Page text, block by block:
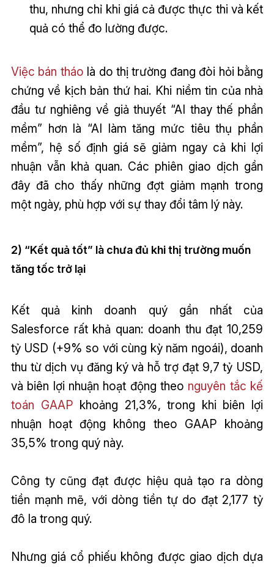
thu, nhưng chỉ khi giá cả được thực thi và kết
quả có thể đo lường được.
Việc bán tháo là do thị trường đang đòi hỏi bằng
chứng về kịch bản thứ hai. Khi niềm tin của nhà
đầu tư nghiêng về giả thuyết “AI thay thế phần
mềm” hơn là “AI làm tăng mức tiêu thụ phần
mềm”, hệ số định giá sẽ giảm ngay cả khi lợi
nhuận vẫn khả quan. Các phiên giao dịch gần
đây đã cho thấy những đợt giảm mạnh trong
một ngày, phù hợp với sự thay đổi tâm lý này.
2) “Kết quả tốt” là chưa đủ khi thị trường muốn
tăng tốc trở lại
Kết quả kinh doanh quý gần nhất của
Salesforce rất khả quan: doanh thu đạt 10,259
tỷ USD (+9% so với cùng kỳ năm ngoái), doanh
thu từ dịch vụ đăng ký và hỗ trợ đạt 9,7 tỷ USD,
và biên lợi nhuận hoạt động theo nguyên tắc kế
toán GAAP khoảng 21,3%, trong khi biên lợi
nhuận hoạt động không theo GAAP khoảng
35,5% trong quý này.
Công ty cũng đạt được hiệu quả tạo ra dòng
tiền mạnh mẽ, với dòng tiền tự do đạt 2,177 tỷ
đô la trong quý.
Nhưng giá cổ phiếu không được giao dịch dựa